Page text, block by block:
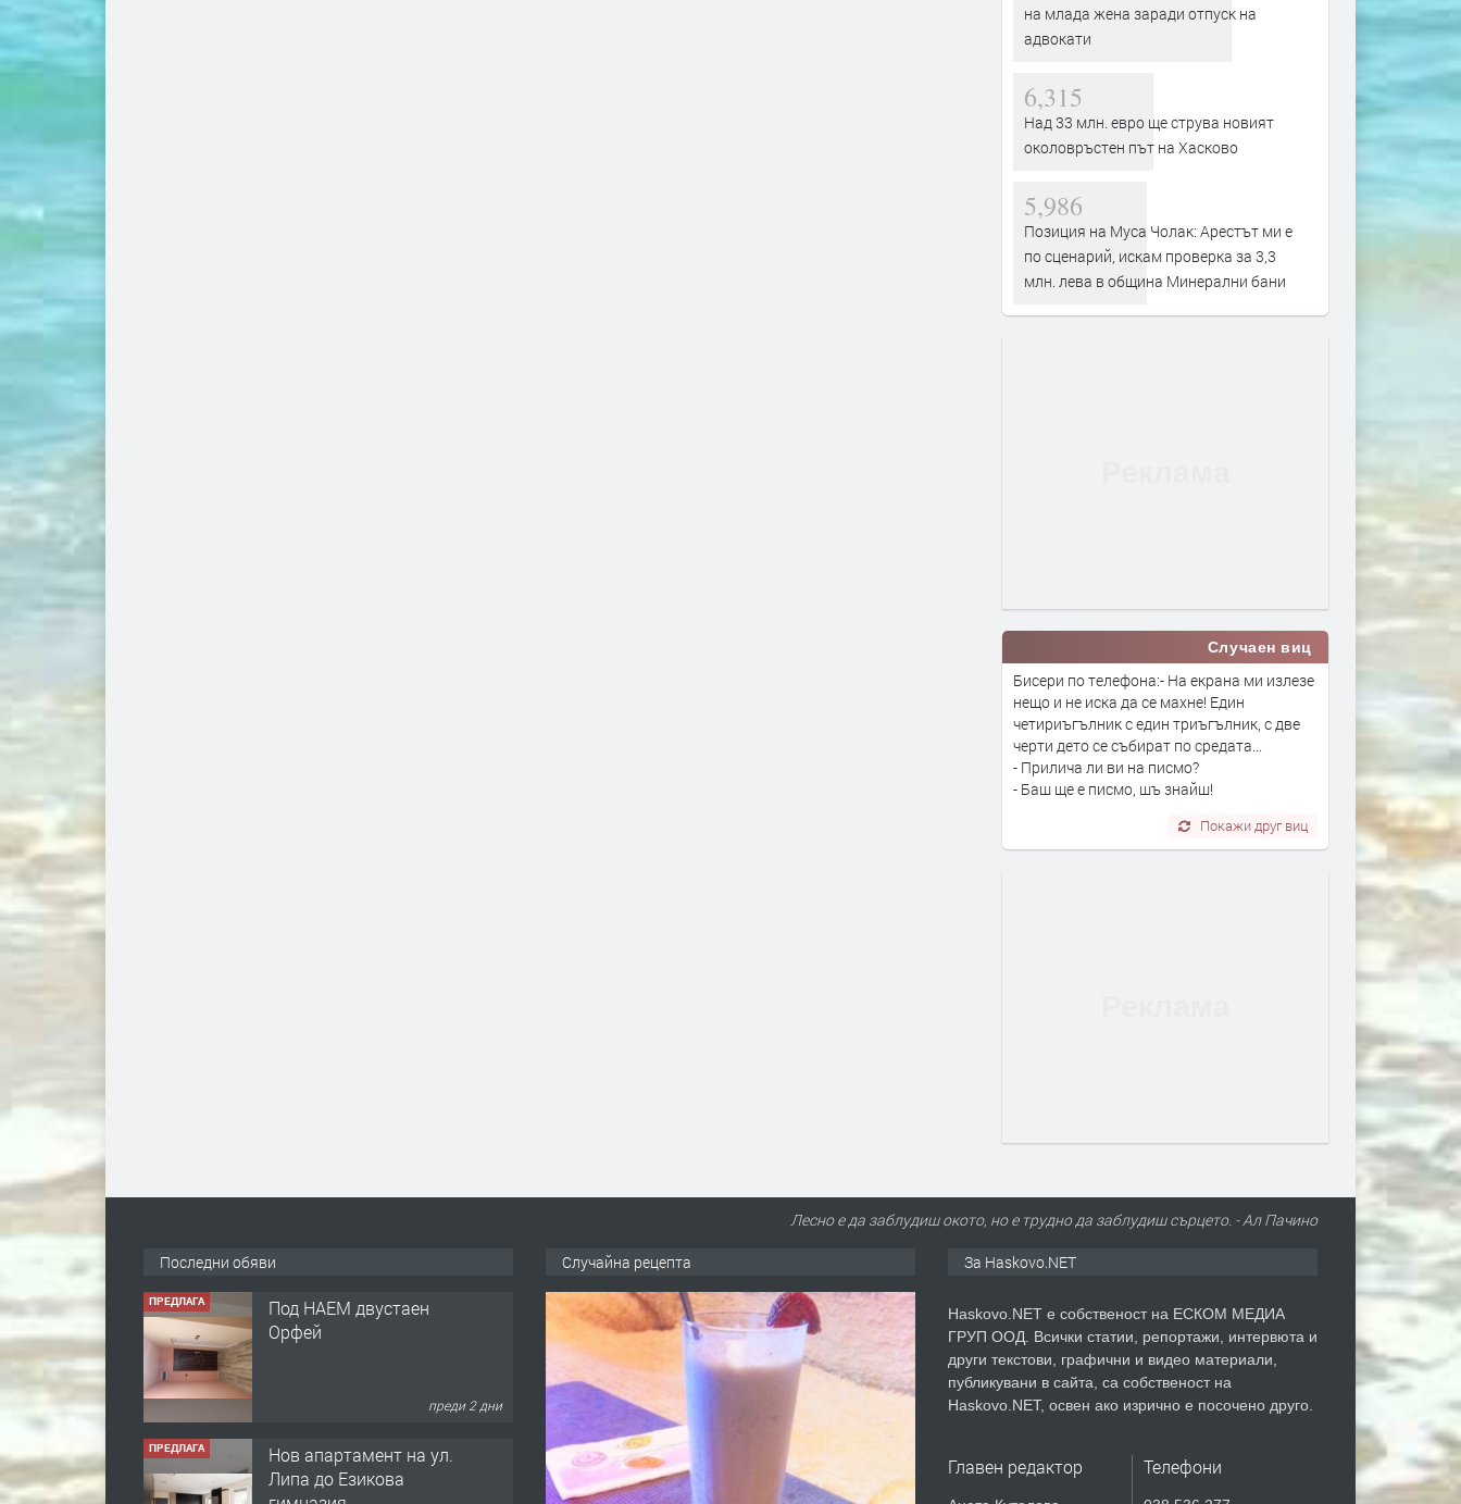
на млада жена заради отпуск на
адвокати
6,315
Над 33 млн. евро ще струва новият
околовръстен път на Хасково
5,986
Позиция на Муса Чолак: Арестът ми е
по сценарий, искам проверка за 3,3
млн. лева в община Минерални бани
Случаен виц
Бисери по телефона:- На екрана ми излезе
нещо и не иска да се махне! Един
четириъгълник с един триъгълник, с две
черти дето се събират по средата...
- Прилича ли ви на писмо?
- Баш ще е писмо, шъ знайш!
Покажи друг виц
Лесно е да заблудиш окото, но е трудно да заблудиш сърцето. - Ал Пачино
Последни обяви
ПРЕДЛАГА
Нов апартамент на ул.
ПРЕДЛАГА
🔑 ОБЗАВЕДЕНА
Случайна рецепта За Haskovo.NET
Haskovo.NET е собственост на ЕСКОМ МЕДИА
ГРУП ООД. Всички статии, репортажи, интервюта и
други текстови, графични и видео материали,
публикувани в сайта, са собственост на
Haskovo.NET, освен ако изрично е посочено друго.
Главен редактор Телефони